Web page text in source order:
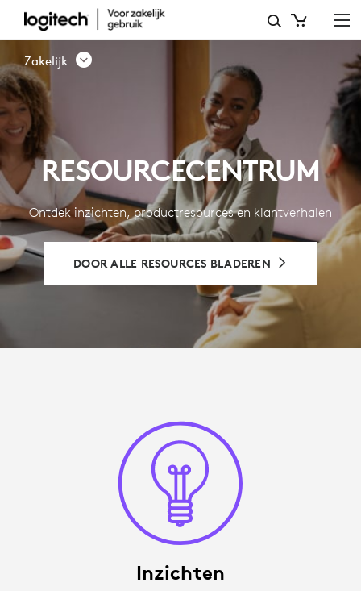
RESOURCE
CENTER
-
LOGITECH
BUSINESS
Zakelijk
RESOURCECENTRUM
Ontdek inzichten, productresources en klantverhalen
DOOR ALLE RESOURCES BLADEREN
Inzichten